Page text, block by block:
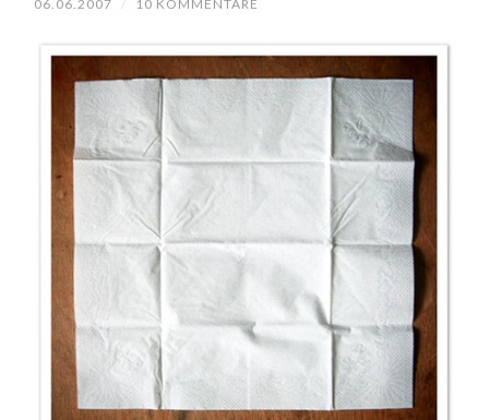
06.06.2007 / 10 KOMMENTARE